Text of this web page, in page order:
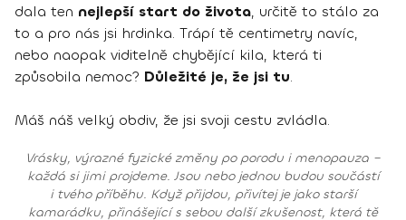
dala ten nejlepší start do života, určitě to stálo za
to a pro nás jsi hrdinka. Trápí tě centimetry navíc,
nebo naopak viditelně chybějící kila, která ti
způsobila nemoc? Důležité je, že jsi tu.
Máš náš velký obdiv, že jsi svoji cestu zvládla.
Vrásky, výrazné fyzické změny po porodu i menopauza –
každá si jimi projdeme. Jsou nebo jednou budou součástí
i tvého příběhu. Když přijdou, přivítej je jako starší
kamarádku, přinášející s sebou další zkušenost, která tě